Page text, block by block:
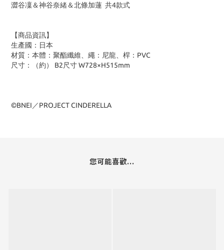
澀谷凜＆神谷奈緒＆北條加蓮 共4款式
【商品資訊】
生產國：日本
材質：本體：聚酯纖維、繩：尼龍、桿：PVC
尺寸：（約） B2尺寸 W728×H515mm
©BNEI／PROJECT CINDERELLA
您可能喜歡...